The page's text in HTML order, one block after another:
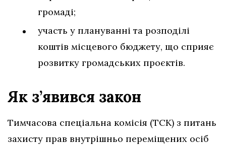
громаді;
участь у плануванні та розподілі
коштів місцевого бюджету, що сприяє
розвитку громадських проєктів.
Як з’явився закон
Тимчасова спеціальна комісія (ТСК) з питань
захисту прав внутрішньо переміщених осіб